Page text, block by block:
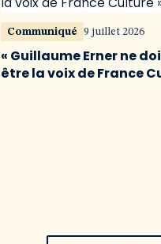
Communiqué 9 juillet 2026
« Guillaume Erner ne
être la voix de France